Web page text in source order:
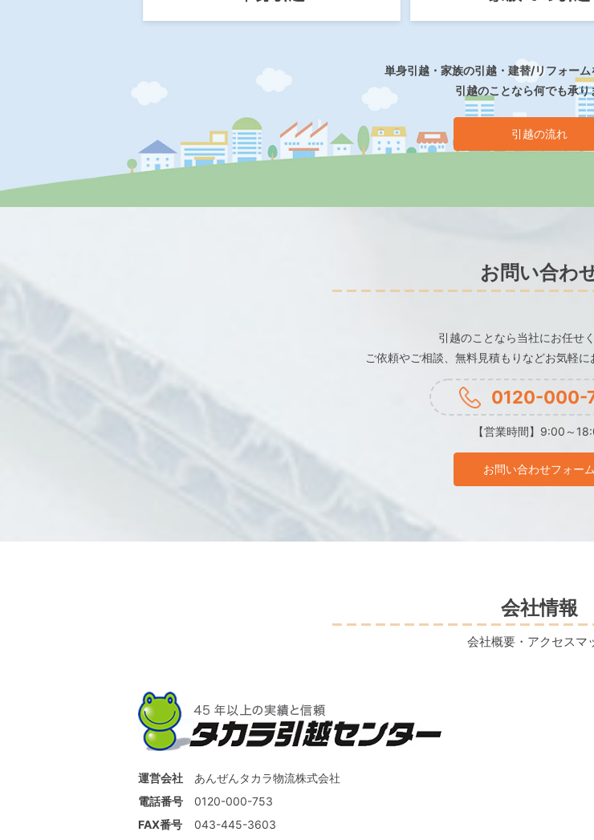
単身引越・家族の引越・建替/リフォー
引越のことなら何でも承り
引越の流れ
お問い合わ
引越のことなら当社にお任せ
ご依頼やご相談、無料見積もりなどお気軽に
0120-000-
【営業時間】9:00～
お問い合わせフォーム
会社情報
会社概要・アクセスマ
運営会社
あんぜんタカラ物流株式会社
電話番号
0120-000-753
FAX番号
043-445-3603